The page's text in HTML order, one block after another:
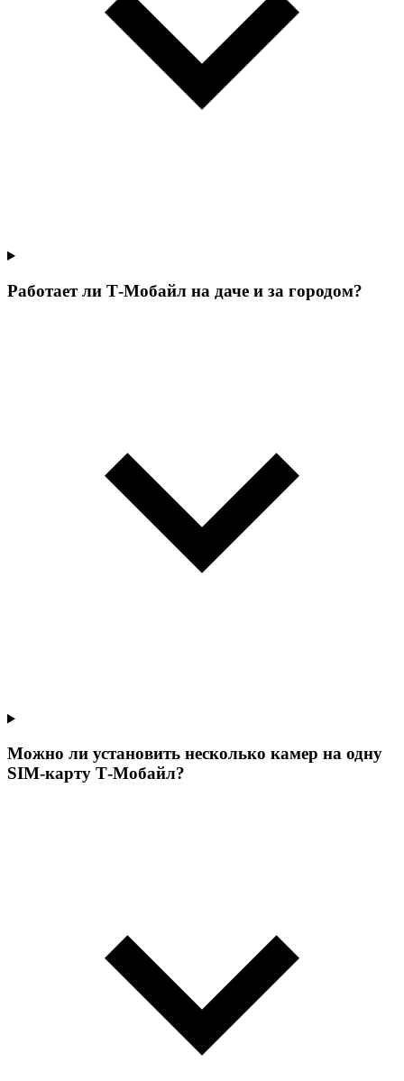
Работает ли Т‑Мобайл на даче и за городом?
Можно ли установить несколько камер на одну
SIM-карту Т‑Мобайл?